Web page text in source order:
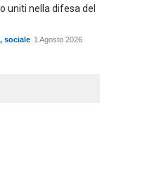
uniti nella difesa del
, sociale 1 Agosto 2026